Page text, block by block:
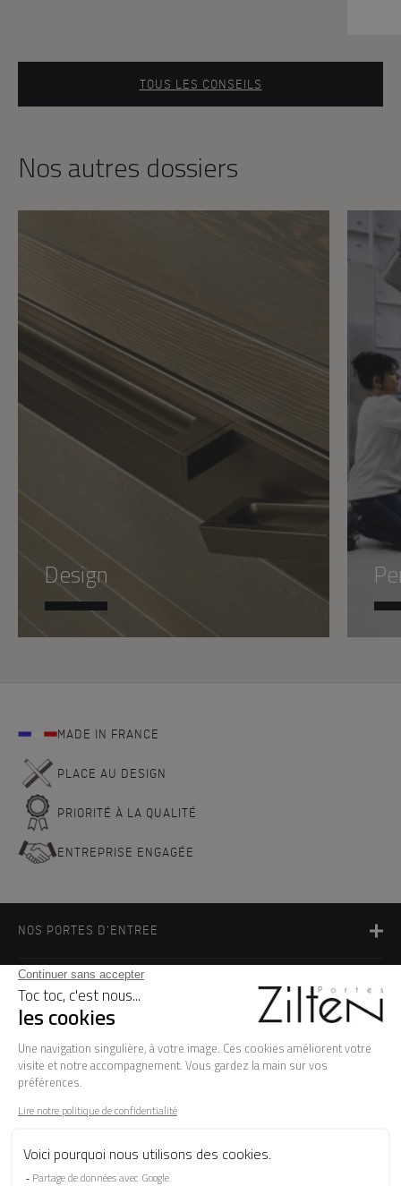
TOUS LES CONSEILS
Nos autres dossiers
Design
MADE IN FRANCE
PLACE AU DESIGN
PRIORITÉ À LA QUALITÉ
ENTREPRISE ENGAGÉE
NOS PORTES D'ENTREE
FAQ
Les garanties
Le SAV
Besoin d'informations ? Nos conseillers
CONTACTEZ-NOUS